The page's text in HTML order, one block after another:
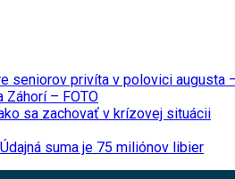
seniorov privíta v polovici augusta
– FOTO
sa zachovať v krízovej situácii
suma je 75 miliónov libier